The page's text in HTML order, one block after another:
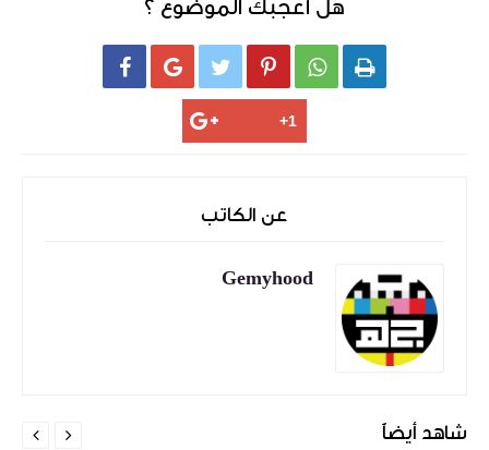
هل أعجبك الموضوع ؟
     
عن الكاتب
Gemyhood
شاهد أيضاً 
